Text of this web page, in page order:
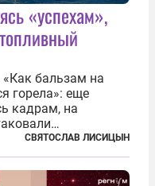
«успехам»,
«Как бальзам на
горела»: еще
кадрам, на
России. В
в «эту игру можно
дроны только за...
СВЯТОСЛАВ ЛИСИЦЫН